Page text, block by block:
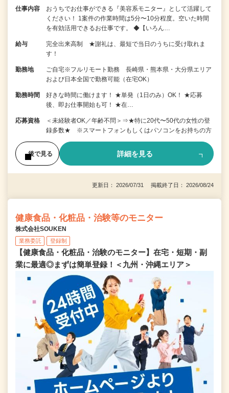
仕事内容
おうちでお仕事ができる『美容系モニター』として活躍して
ください！ 1案件の作業時間は5分〜10分程度。空いた時間
を有効活用できるお仕事です。 ◆【いろん…
給与
完全出来高制 ★謝礼は、最短で当日のうちに受け取れま
す！
勤務地
ご自宅※フルリモート勤務 長崎県・熊本県・大分県エリア
および日本全国で勤務可能（在宅OK）
勤務時間
好きな時間に働けます！ ★単発（1日のみ）OK！ ★応募
後、即お仕事開始も可！ ★在…
応募資格
＜未経験者OK／年齢不問＞⇒★特に20代〜50代の女性の登
録多数★ ※スマートフォンもしくはパソコンをお持ちの方
後で見る 詳細を見る
更新日： 2026/07/31 掲載終了日： 2026/08/24
健康食品・化粧品・治験等のモニター
株式会社SOUKEN
業務委託 登録制
【健康食品・化粧品・治験のモニター】在宅・短期・副
業に最適◎まずは簡単登録！＜九州・沖縄エリア＞